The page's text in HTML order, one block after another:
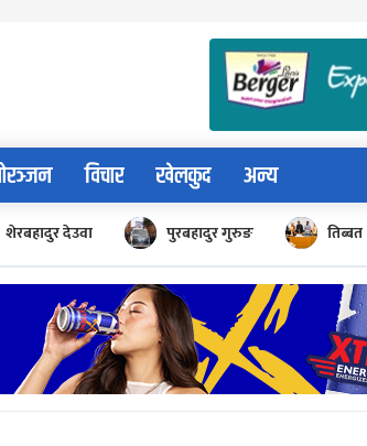
विचार खेलकुद अन्य
शेरबहादुर देउवा पुरबहादुर गुरुङ तिब्बत